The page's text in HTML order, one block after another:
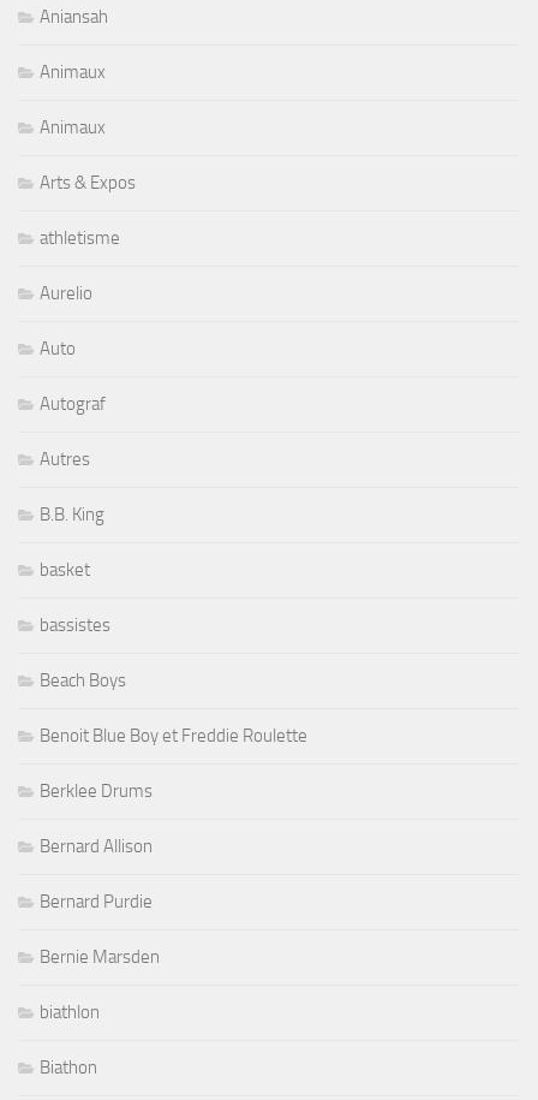
Aniansah
Animaux
Animaux
Arts & Expos
athletisme
Aurelio
Auto
Autograf
Autres
B.B. King
basket
bassistes
Beach Boys
Benoit Blue Boy et Freddie Roulette
Berklee Drums
Bernard Allison
Bernard Purdie
Bernie Marsden
biathlon
Biathon